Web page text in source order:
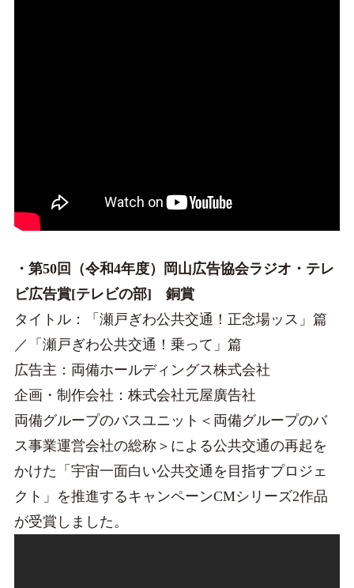
・第50回（令和4年度）岡山広告協会ラジオ・テレ
ビ広告賞[テレビの部] 銅賞
タイトル：「瀬戸ぎわ公共交通！正念場ッス」篇
／「瀬戸ぎわ公共交通！乗って」篇
広告主：両備ホールディングス株式会社
企画・制作会社：株式会社元屋廣告社
両備グループのバスユニット＜両備グループのバ
ス事業運営会社の総称＞による公共交通の再起を
かけた「宇宙一面白い公共交通を目指すプロジェ
クト」を推進するキャンペーンCMシリーズ2作品
が受賞しました。